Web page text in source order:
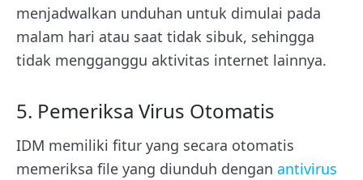
menjadwalkan unduhan untuk dimulai pada
malam hari atau saat tidak sibuk, sehingga
tidak mengganggu aktivitas internet lainnya.
5. Pemeriksa Virus Otomatis
IDM memiliki fitur yang secara otomatis
memeriksa file yang diunduh dengan antivirus